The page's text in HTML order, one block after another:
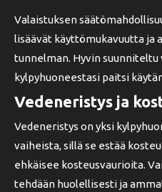
Valaistuksen
lisäävät käyttömukavuutta ja
tunnelman. Hyvin suunniteltu
kylpyhuoneestasi paitsi
Vedeneristys ja
Vedeneristys on yksi
vaiheista, sillä se estää
ehkäisee kosteusvaurioita.
tehdään huolellisesti ja